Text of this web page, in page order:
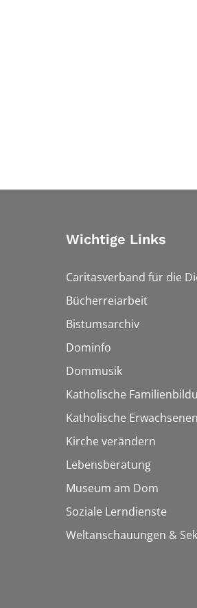
Wichtige Links
Caritasverband für die
Bücherreiarbeit
Bistumsarchiv
Dominfo
Dommusik
Katholische
Katholische
Kirche verändern
Lebensberatung
Museum am Dom
Soziale Lerndienste
Weltanschauungen &